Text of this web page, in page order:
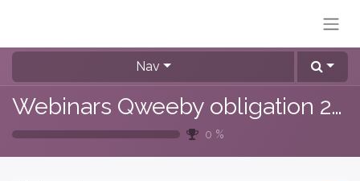
Nav
Webinars Qweeby obligation 2026 (Septembre)
0 %